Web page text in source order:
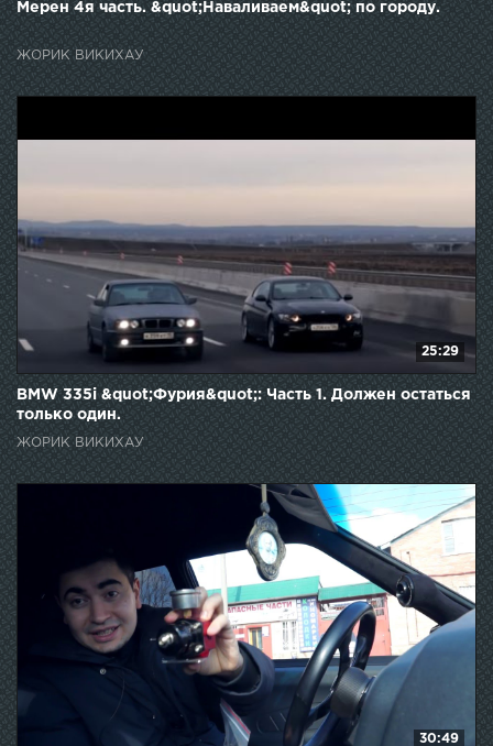
Мерен 4я часть. &quot;Наваливаем&quot; по городу.
ЖОРИК ВИКИХАУ
25:29
BMW 335i &quot;Фурия&quot;: Часть 1. Должен остаться
только один.
ЖОРИК ВИКИХАУ
30:49